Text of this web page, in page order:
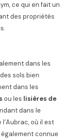
ce qui en fait un
des propriétés
dans les
sols bien
dans les
ou les lisières de
dans le
où il est
également connue